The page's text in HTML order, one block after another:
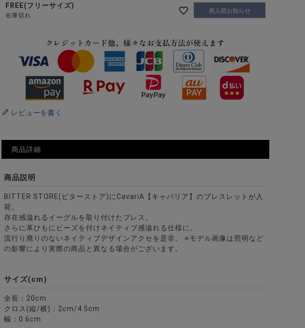
FREE(フリーサイズ)
在庫切れ
再入荷お知らせ
レビューを書く
商品詳細
商品説明
BITTER STORE(ビターストア)にCavariA【キャバリア】のブレスレットが入
荷。
存在感溢れるイーグルを取り付けたブレス。
さらに革ひもにビーズを付けネイティブ感溢れる仕様に。
流行り廃りのないネイティブデザインアクセを是非。 ※モデル画像は照明など
の影響により実際の商品と異なる場合がございます。
サイズ(cm)
全長：20cm
クロス(縦/横)：2cm/4.5cm
幅：0.6cm